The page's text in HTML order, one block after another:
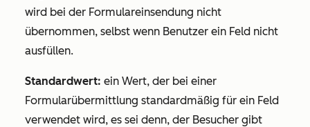
wird bei der Formulareinsendung nicht
übernommen, selbst wenn Benutzer ein Feld nicht
ausfüllen.
Standardwert: ein Wert, der bei einer
Formularübermittlung standardmäßig für ein Feld
verwendet wird, es sei denn, der Besucher gibt